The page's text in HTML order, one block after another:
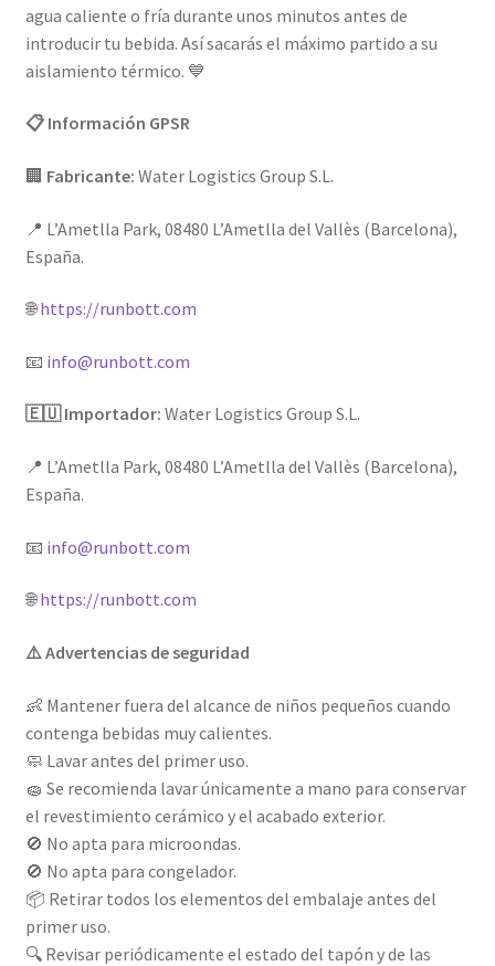
agua caliente o fría durante unos minutos antes de
introducir tu bebida. Así sacarás el máximo partido a su
aislamiento térmico. 💙
📋 Información GPSR
🏢 Fabricante: Water Logistics Group S.L.
📍 L’Ametlla Park, 08480 L’Ametlla del Vallès (Barcelona),
España.
🌐https://runbott.com
📧 info@runbott.com
🇪🇺 Importador: Water Logistics Group S.L.
📍 L’Ametlla Park, 08480 L’Ametlla del Vallès (Barcelona),
España.
📧 info@runbott.com
🌐https://runbott.com
⚠️ Advertencias de seguridad
👶 Mantener fuera del alcance de niños pequeños cuando
contenga bebidas muy calientes.
🧼 Lavar antes del primer uso.
🧽 Se recomienda lavar únicamente a mano para conservar
el revestimiento cerámico y el acabado exterior.
🚫 No apta para microondas.
🚫 No apta para congelador.
📦 Retirar todos los elementos del embalaje antes del
primer uso.
🔍 Revisar periódicamente el estado del tapón y de las